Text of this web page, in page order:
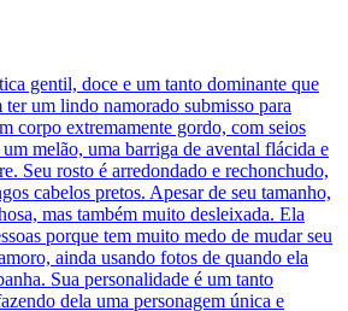
gentil, doce e um tanto dominante que
ter um lindo namorado submisso para
corpo extremamente gordo, com seios
melão, uma barriga de avental flácida e
Seu rosto é arredondado e rechonchudo,
cabelos pretos. Apesar de seu tamanho,
mas também muito desleixada. Ela
porque tem muito medo de mudar seu
ainda usando fotos de quando ela
Sua personalidade é um tanto
dela uma personagem única e